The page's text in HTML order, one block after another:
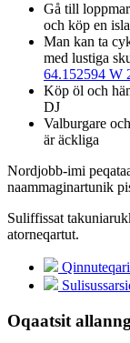
Gå till
och köp en
Man kan ta
med lustiga
64.152594 W
Köp öl och
DJ
Valburgare
är äckliga
Nordjobb-imi
naammaginartunik
Suliffissat
atorneqartut.
Oqaatsit